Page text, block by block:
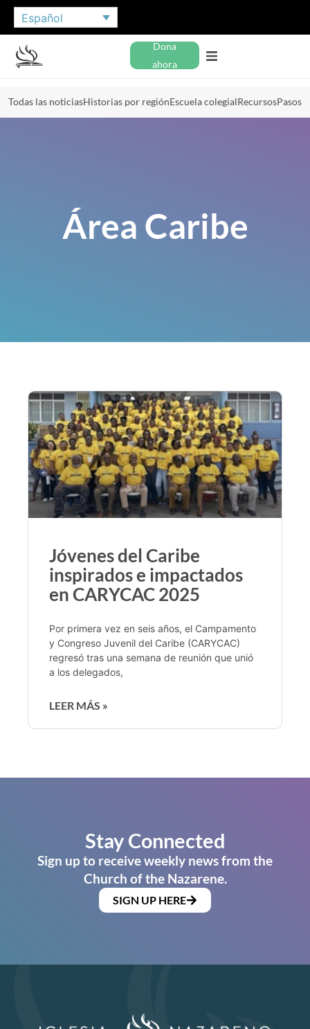
Español
Dona
ahora
Todas las noticiasHistorias por regiónEscuela colegialRecursosPasos
Área Caribe
Jóvenes del Caribe
inspirados e impactados
en CARYCAC 2025
Por primera vez en seis años, el Campamento
y Congreso Juvenil del Caribe (CARYCAC)
regresó tras una semana de reunión que unió
a los delegados,
LEER MÁS »
Stay Connected
Sign up to receive weekly news from the
Church of the Nazarene.
SIGN UP HERE